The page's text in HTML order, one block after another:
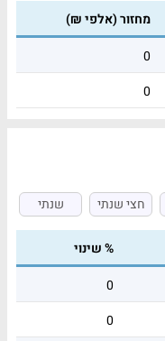
מחזור (אלפי ₪)
0
0
חצי שנתי שנתי
% שינוי
0
0